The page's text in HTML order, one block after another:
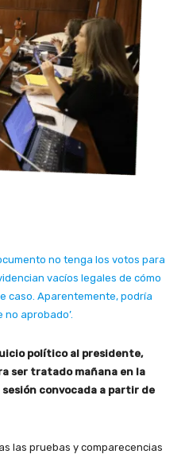
no tenga los votos para
vacíos legales de cómo
caso. Aparentemente, podría
aprobado’.
político al presidente,
ser tratado mañana en la
convocada a partir de
las pruebas y comparecencias